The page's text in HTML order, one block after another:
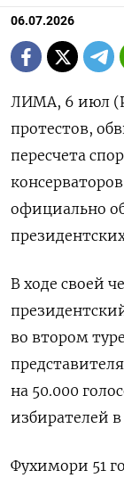
06.07.2026
ЛИМА, 6 июл
протестов,
пересчета
официально
В ‌ходе своей
во втором
на 50.000
избирателей
Фухимори 51